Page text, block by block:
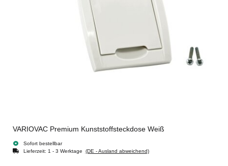
VARIOVAC Premium Kunststoffsteckdose Weiß
Sofort bestellbar
Lieferzeit: 1 - 3 Werktage (DE - Ausland abweichend)